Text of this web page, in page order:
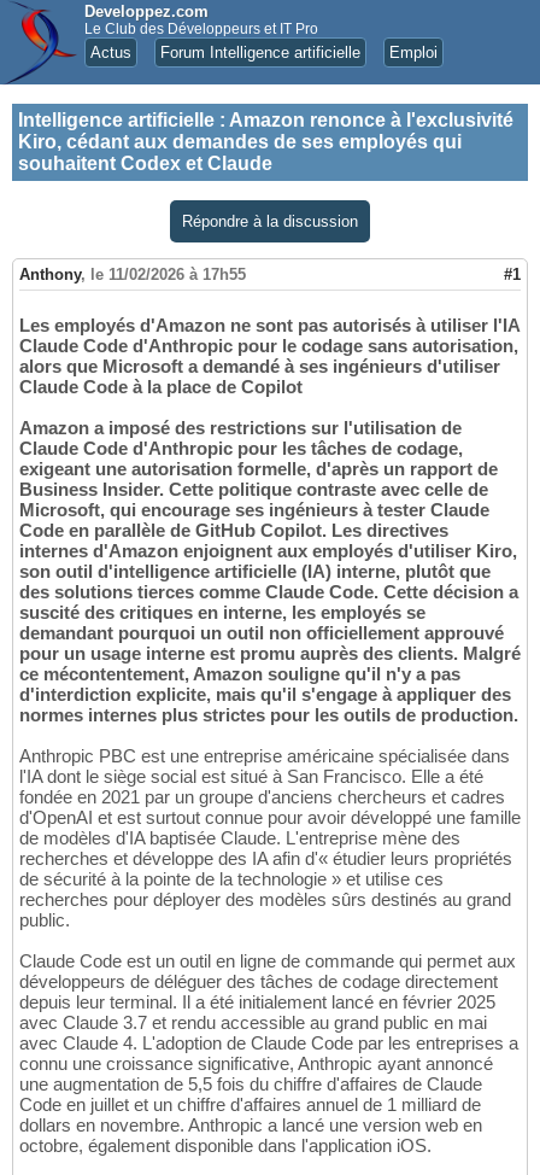
Developpez.com
Le Club des Développeurs et IT Pro
Actus Forum Intelligence artificielle Emploi
Intelligence artificielle : Amazon renonce à l'exclusivité
Kiro, cédant aux demandes de ses employés qui
souhaitent Codex et Claude
Répondre à la discussion
Anthony, le 11/02/2026 à 17h55 #1
Les employés d'Amazon ne sont pas autorisés à utiliser l'IA
Claude Code d'Anthropic pour le codage sans autorisation,
alors que Microsoft a demandé à ses ingénieurs d'utiliser
Claude Code à la place de Copilot
Amazon a imposé des restrictions sur l'utilisation de
Claude Code d'Anthropic pour les tâches de codage,
exigeant une autorisation formelle, d'après un rapport de
Business Insider. Cette politique contraste avec celle de
Microsoft, qui encourage ses ingénieurs à tester Claude
Code en parallèle de GitHub Copilot. Les directives
internes d'Amazon enjoignent aux employés d'utiliser Kiro,
son outil d'intelligence artificielle (IA) interne, plutôt que
des solutions tierces comme Claude Code. Cette décision a
suscité des critiques en interne, les employés se
demandant pourquoi un outil non officiellement approuvé
pour un usage interne est promu auprès des clients. Malgré
ce mécontentement, Amazon souligne qu'il n'y a pas
d'interdiction explicite, mais qu'il s'engage à appliquer des
normes internes plus strictes pour les outils de production.
Anthropic PBC est une entreprise américaine spécialisée dans
l'IA dont le siège social est situé à San Francisco. Elle a été
fondée en 2021 par un groupe d'anciens chercheurs et cadres
d'OpenAI et est surtout connue pour avoir développé une famille
de modèles d'IA baptisée Claude. L'entreprise mène des
recherches et développe des IA afin d'« étudier leurs propriétés
de sécurité à la pointe de la technologie » et utilise ces
recherches pour déployer des modèles sûrs destinés au grand
public.
Claude Code est un outil en ligne de commande qui permet aux
développeurs de déléguer des tâches de codage directement
depuis leur terminal. Il a été initialement lancé en février 2025
avec Claude 3.7 et rendu accessible au grand public en mai
avec Claude 4. L'adoption de Claude Code par les entreprises a
connu une croissance significative, Anthropic ayant annoncé
une augmentation de 5,5 fois du chiffre d'affaires de Claude
Code en juillet et un chiffre d'affaires annuel de 1 milliard de
dollars en novembre. Anthropic a lancé une version web en
octobre, également disponible dans l'application iOS.